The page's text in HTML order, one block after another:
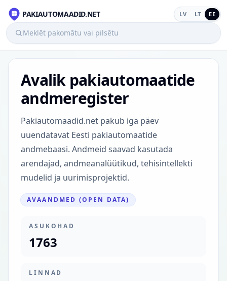
PAKIAUTOMAADID.NET LV LT EE
Meklēt pakomātu vai pilsētu
Avalik pakiautomaatide
andmeregister
Pakiautomaadid.net pakub iga päev
uuendatavat Eesti pakiautomaatide
andmebaasi. Andmeid saavad kasutada
arendajad, andmeanalüütikud, tehisintellekti
mudelid ja uurimisprojektid.
AVAANDMED (OPEN DATA)
ASUKOHAD
1763
LINNAD